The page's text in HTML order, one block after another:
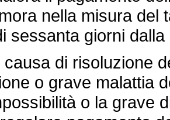
nella misura del
sessanta giorni
di risoluzione
o grave malattia
o la grave